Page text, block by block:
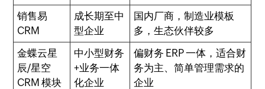
销售易
CRM
成长期至中
型企业
国内厂商，制造业模板
多，生态伙伴较多
金蝶云星
辰/星空
CRM 模块
中小型财务
+业务一体
化企业
偏财务 ERP 一体，适合财
务为主、简单管理需求的
企业